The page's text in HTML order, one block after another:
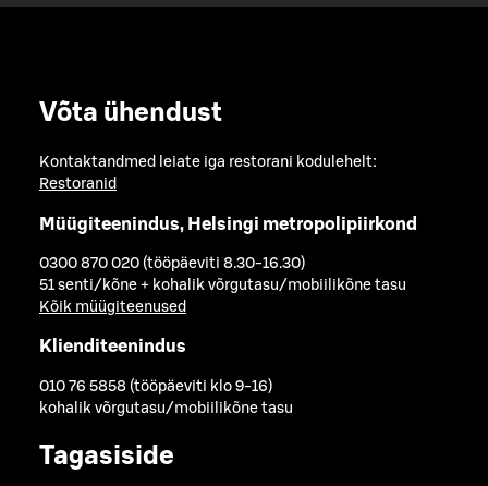
Võta ühendust
Kontaktandmed leiate iga restorani kodulehelt:
Restoranid
Müügiteenindus, Helsingi metropolipiirkond
0300 870 020 (tööpäeviti 8.30-16.30)
51 senti/kõne + kohalik võrgutasu/mobiilikõne tasu
Kõik müügiteenused
Klienditeenindus
010 76 5858 (tööpäeviti klo 9-16)
kohalik võrgutasu/mobiilikõne tasu
Tagasiside